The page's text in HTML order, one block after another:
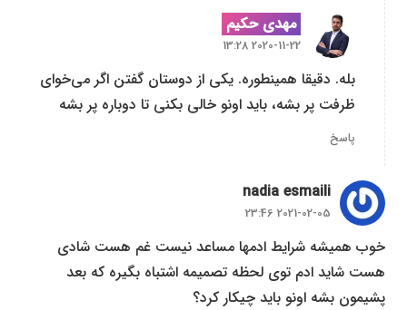
مهدی حکیم
2020-11-22 13:28
بله. دقیقا همینطوره. یکی از دوستان گفتن اگر می‌خوای
ظرفت پر بشه، باید اونو خالی بکنی تا دوباره پر بشه
پاسخ
nadia esmaili
2021-02-05 23:46
خوب همیشه شرایط ادمها مساعد نیست غم هست شادی
هست شاید ادم توی لحظه تصمیمه اشتباه بگیره که بعد
پشیمون بشه اونو باید چیکار کرد؟